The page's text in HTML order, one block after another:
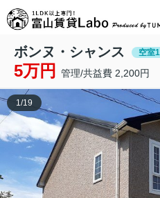
ボンヌ・シャンス 空室1
5万円 管理/共益費 2,200円
1/19